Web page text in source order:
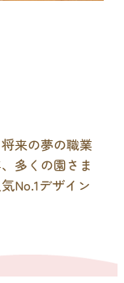
来の夢の職業
多くの園さま
No.1デザイン